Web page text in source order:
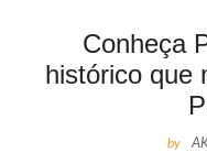
Conheça
histórico que
by